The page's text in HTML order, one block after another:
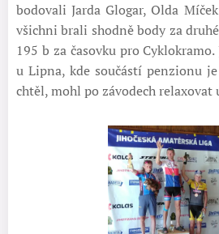
bodovali Jarda Glogar, Olda
všichni brali shodně body za
195 b za časovku pro
u Lipna, kde součástí penzionu
chtěl, mohl po závodech relaxovat